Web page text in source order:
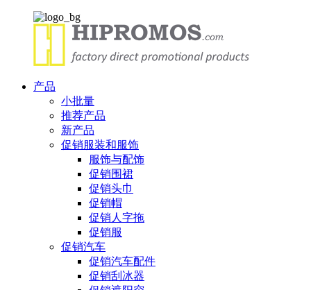
产品
小批量
推荐产品
新产品
促销服装和服饰
服饰与配饰
促销围裙
促销头巾
促销帽
促销人字拖
促销服
促销汽车
促销汽车配件
促销刮冰器